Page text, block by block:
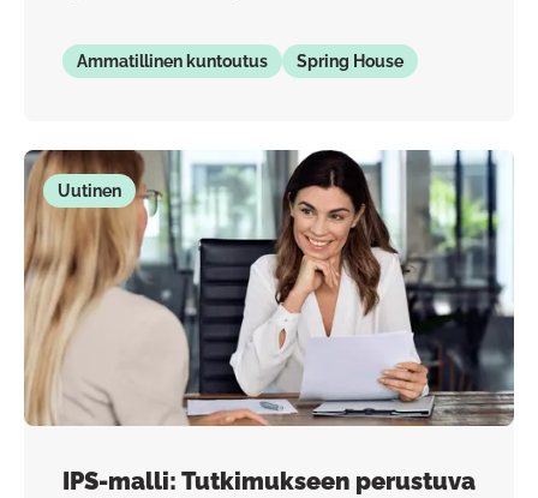
Ammatillinen kuntoutus Spring House
Uutinen
IPS-malli: Tutkimukseen perustuva